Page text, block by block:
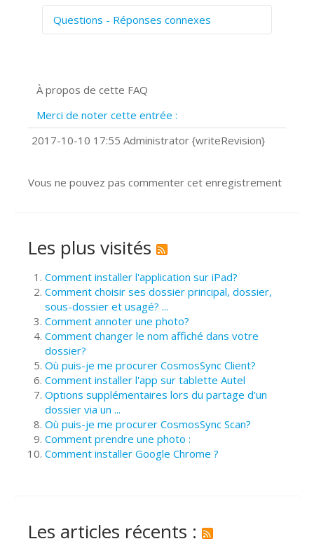
Questions - Réponses connexes
Prise de vue 360°
?
Comment installer Google Chrome ?
À propos de cette FAQ
Merci de noter cette entrée :
2017-10-10 17:55 Administrator {writeRevision}
Vous ne pouvez pas commenter cet enregistrement
Les plus visités
Comment installer l'application sur iPad?
Comment choisir ses dossier principal, dossier,
sous-dossier et usagé? ...
Comment annoter une photo?
Comment changer le nom affiché dans votre
dossier?
Où puis-je me procurer CosmosSync Client?
Comment installer l'app sur tablette Autel
Options supplémentaires lors du partage d’un
dossier via un ...
Où puis-je me procurer CosmosSync Scan?
Comment prendre une photo :
Comment installer Google Chrome ?
Les articles récents :